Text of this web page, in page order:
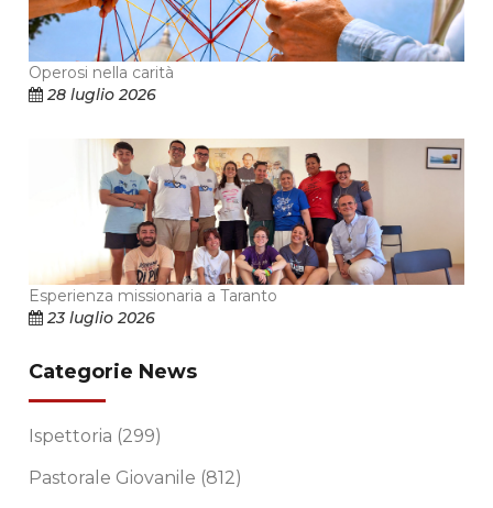
Operosi nella carità
28 luglio 2026
Esperienza missionaria a Taranto
23 luglio 2026
Categorie News
Ispettoria (299)
Pastorale Giovanile (812)